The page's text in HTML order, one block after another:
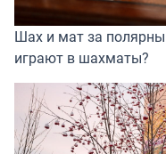
Шах и мат за
играют в шахматы?